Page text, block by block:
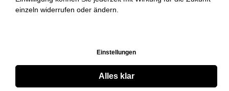
einzeln widerrufen oder ändern.
Einstellungen
Alles klar